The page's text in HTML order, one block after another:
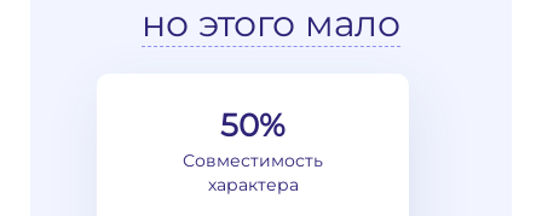
но этого мало
50%
Совместимость
характера